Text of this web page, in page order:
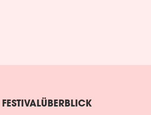
FESTIVALÜBERBLICK